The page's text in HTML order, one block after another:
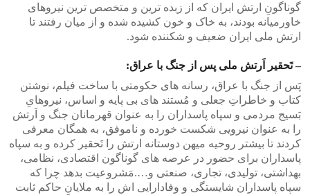
گوناگونِ ارتش ایران که از زبده ترین و متخصص ترین نیروهای
خاورمیانه بودند، به خاک و خون کشیده شده و از میان رفتند تا
ارتش ملی ایران ضعیف و شکننده شود.
– تَحقیر اَرتش ملی پس از جنگ با عراق:
پَس از جنگ با عراق، رسانه های حکومتی با ساخت فیلم، نوشتن
کتاب و خاطراتِ جعلی و مُستند های بی پایه و اساس، نیروهایِ
بَسیج مردمی و سپاه پاسداران را به عنوان قهرمانان جنگ و اَرتش
را به عنوان نیرویی شکست خورده و ناموفق، به همگان معرفی
کردند تا بیشتر روحیه میهن دوستانه ارتش را تَحقیر کرده و به سپاه
پاسداران برای حضور در عرصه های گوناگون اقتصادی، نظامی،
بهداشتی، تولیدی، تجاری، صنعتی و….مَشروعیت بدهد چرا که
سپاه پاسداران شایستگی و وفادارایی اش را به ملایانِ حاکم ثابت